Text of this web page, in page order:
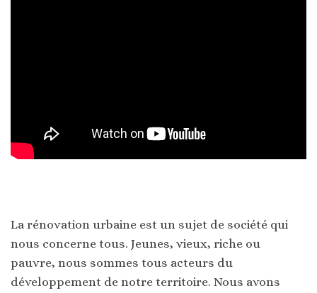
La rénovation urbaine est un sujet de société qui
nous concerne tous. Jeunes, vieux, riche ou
pauvre, nous sommes tous acteurs du
développement de notre territoire. Nous avons